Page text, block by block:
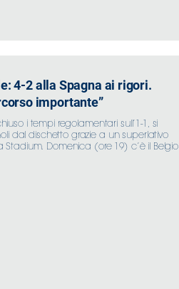
4-2 alla Spagna ai rigori.
importante”
i tempi regolamentari sull’1-1, si
dal dischetto grazie a un superlativo
Stadium. Domenica (ore 19) c’è il Belgio